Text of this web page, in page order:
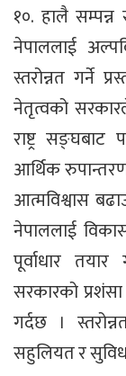
१०. हालै
नेपाललाई
स्तरोन्नत गर्ने
नेतृत्वको
राष्ट्र सङ्घबाट
आर्थिक
आत्मविश्वास
नेपाललाई
पूर्वाधार
सरकारको
गर्दछ ।
सहुलियत र